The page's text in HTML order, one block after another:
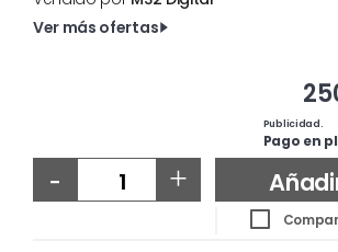
Ver más ofertas
Publicidad.
Pago en
- +